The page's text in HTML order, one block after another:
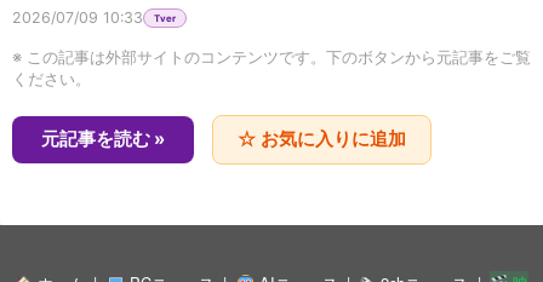
13
USS BATTLESHIP - Full Hollywood Action
替版)
テレ東 - 新マグロに賭けた男たち2025 新たなる船出 - 最
終話！悲運の漁師・山本さん！新たな船でシーズン最後
の闘い！
BSフジ - 甘い秘密（放送版） - 第38話
Me～」 - 【第９話】祭りの夜の喧噪
日テレ - ZIP! - 金曜パーソナリティSnow Man 阿部亮平
2026/07/09 10:33 Tver
※ この記事は外部サイトのコンテンツです。下のボタンから元記事をご覧
ください。
元記事を読む » ☆ お気に入りに追加